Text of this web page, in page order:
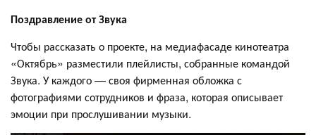
Поздравление от Звука
Чтобы рассказать о проекте, на медиафасаде кинотеатра
«Октябрь» разместили плейлисты, собранные командой
Звука. У каждого — своя фирменная обложка с
фотографиями сотрудников и фраза, которая описывает
эмоции при прослушивании музыки.